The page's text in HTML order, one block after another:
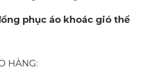
phục áo khoác gió thể
HÀNG: